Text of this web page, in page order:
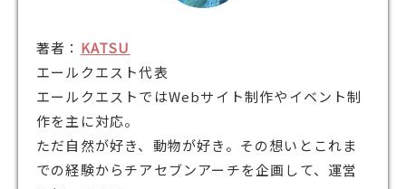
著者： KATSU
エールクエスト代表
エールクエストではWebサイト制作やイベント制
作を主に対応。
ただ自然が好き、動物が好き。その想いとこれま
での経験からチアセブンアーチを企画して、運営